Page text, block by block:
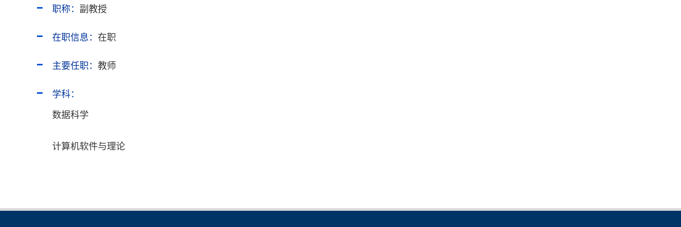
职称： 副教授
在职信息： 在职
主要任职： 教师
学科：
数据科学
计算机软件与理论